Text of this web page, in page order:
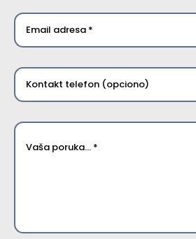
Email
*
Kontakt
telefon
Poruka *